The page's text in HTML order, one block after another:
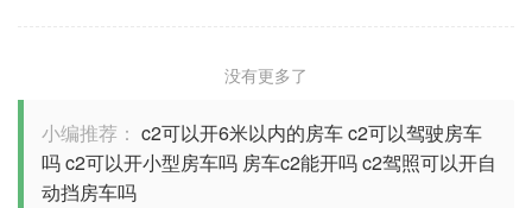
没有更多了
小编推荐： c2可以开6米以内的房车c2可以驾驶房车
吗c2可以开小型房车吗 房车c2能开吗c2驾照可以开自
动挡房车吗